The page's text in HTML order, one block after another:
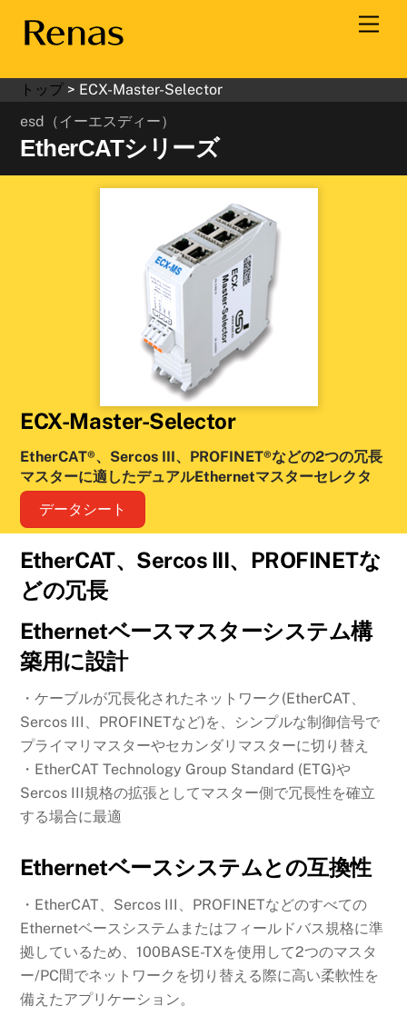
トップ > ECX-Master-Selector
esd（イーエスディー）
EtherCATシリーズ
ECX-Master-Selector
EtherCAT®、Sercos III、PROFINET®などの2つの冗長
マスターに適したデュアルEthernetマスターセレクタ
データシート
EtherCAT、Sercos III、PROFINETな
どの冗長
Ethernetベースマスターシステム構
築用に設計
・ケーブルが冗長化されたネットワーク(EtherCAT、
Sercos III、PROFINETなど)を、シンプルな制御信号で
プライマリマスターやセカンダリマスターに切り替え
・EtherCAT Technology Group Standard (ETG)や
Sercos III規格の拡張としてマスター側で冗長性を確立
する場合に最適
Ethernetベースシステムとの互換性
・EtherCAT、Sercos III、PROFINETなどのすべての
Ethernetベースシステムまたはフィールドバス規格に準
拠しているため、100BASE-TXを使用して2つのマスタ
ー/PC間でネットワークを切り替える際に高い柔軟性を
備えたアプリケーション。